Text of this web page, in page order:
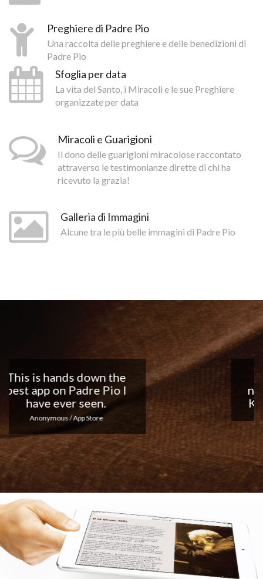
Preghiere di Padre Pio
Una raccolta delle preghiere e delle benedizioni di
Padre Pio
Sfoglia per data
La vita del Santo, i Miracoli e le sue Preghiere
organizzate per data
Miracoli e Guarigioni
Il dono delle guarigioni miracolose raccontato
attraverso le testimonianze dirette di chi ha
ricevuto la grazia!
Galleria di Immagini
Alcune tra le più belle immagini di Padre Pio
Nice app, I love the
notifications every day...
Keep up the good work!